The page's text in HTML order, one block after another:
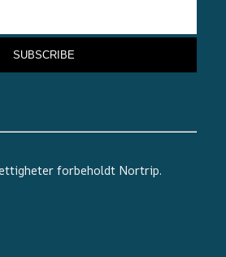
forbeholdt Nortrip.